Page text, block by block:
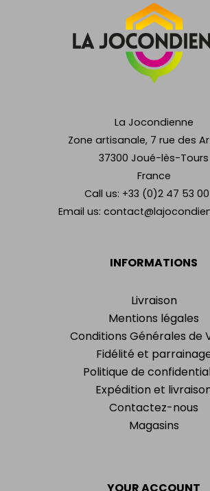
INFORMATIONS
Livraison
Mentions légales
Conditions Générales de
Fidélité et
Politique de
Expédition et
Contactez-nous
Magasins
YOUR ACCOUNT
La Jocondienne
Zone artisanale, 7 rue des
37300 Joué-lès-Tours
France
Call us: +33 (0)2 47 53
Email us: